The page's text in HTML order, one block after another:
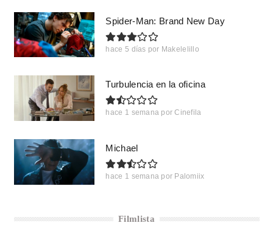
Spider-Man: Brand New Day
hace 5 días por Makelelillo
Turbulencia en la oficina
hace 1 semana por Cinefila
Michael
hace 1 semana por Palomiix
Filmlista